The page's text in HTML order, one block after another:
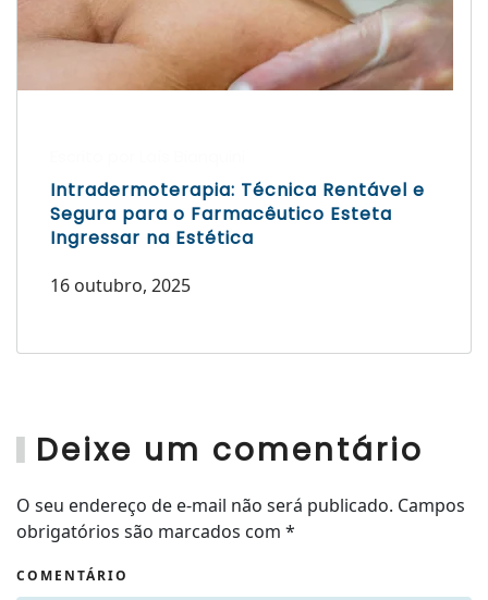
Intradermoterapia: Técnica Rentável e
Segura para o Farmacêutico Esteta
Ingressar na Estética
16 outubro, 2025
Deixe um comentário
O seu endereço de e-mail não será publicado. Campos
obrigatórios são marcados com *
COMENTÁRIO